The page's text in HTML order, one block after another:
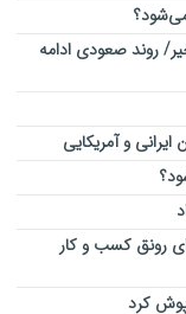
روند صعودی ادامه
و آمریکایی
سال ۱۴۰۳ | راهی برای رونق کسب و کار